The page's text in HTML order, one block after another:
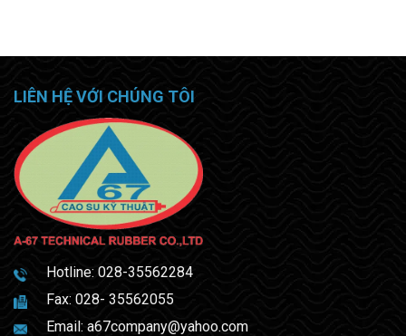
LIÊN HỆ VỚI CHÚNG TÔI
Hotline: 028-35562284
Fax: 028- 35562055
Email: a67company@yahoo.com